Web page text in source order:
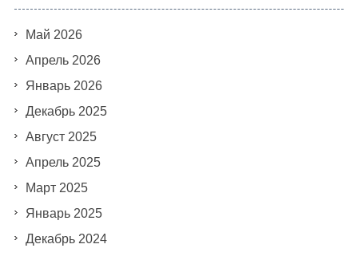
Май 2026
Апрель 2026
Январь 2026
Декабрь 2025
Август 2025
Апрель 2025
Март 2025
Январь 2025
Декабрь 2024